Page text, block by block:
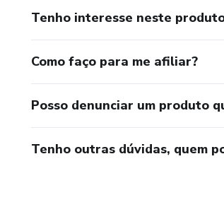
Tenho interesse neste
Como faço para me afiliar?
Posso denunciar um produto
Tenho outras dúvidas, quem